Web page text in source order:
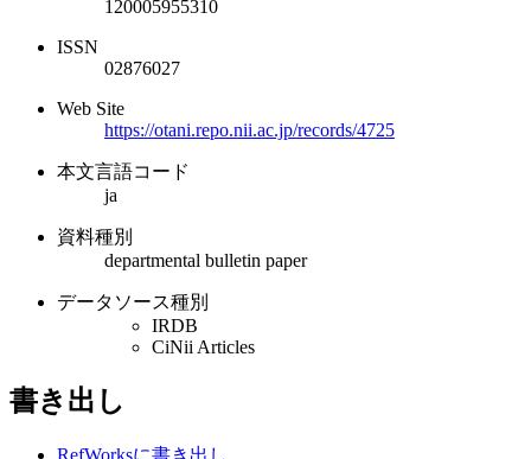
120005955310
ISSN
02876027
Web Site
https://otani.repo.nii.ac.jp/records/4725
本文言語コード
ja
資料種別
departmental bulletin paper
データソース種別
IRDB
CiNii Articles
書き出し
RefWorksに書き出し